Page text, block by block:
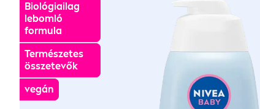
Biológiailag
lebomló
formula
Természetes
összetevők
vegán
Biológiailag
lebomló
formula
Természetes
összetevők
vegán